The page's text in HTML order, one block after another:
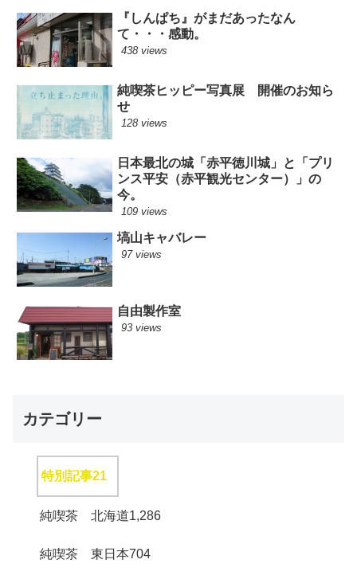
『しんぱち』がまだあったなん
て・・・感動。
438 views
純喫茶ヒッピー写真展 開催のお知ら
せ
128 views
日本最北の城「赤平徳川城」と「プリ
ンス平安（赤平観光センター）」の
今。
109 views
塙山キャバレー
97 views
自由製作室
93 views
カテゴリー
特別記事21
純喫茶 北海道1,286
純喫茶 東日本704